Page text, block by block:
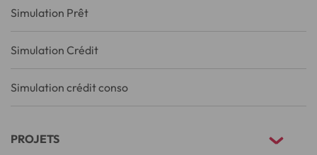
Simulation Prêt
Simulation Crédit
Simulation crédit conso
PROJETS